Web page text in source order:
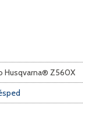
Husqvarna® Z560X